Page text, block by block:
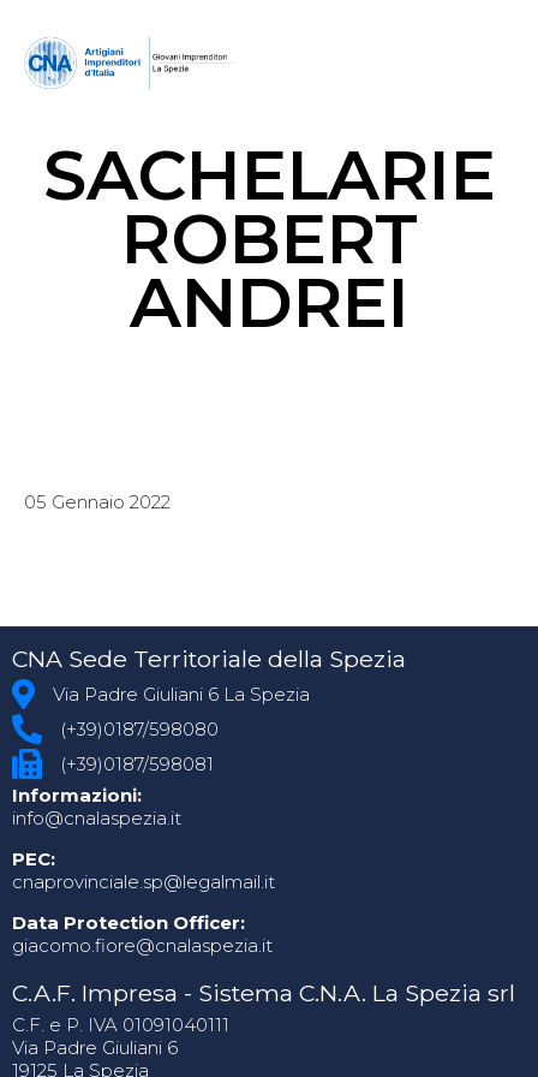
SACHELARIE
ROBERT
ANDREI
05 Gennaio 2022
CNA Sede Territoriale della Spezia
Via Padre Giuliani 6 La Spezia
(+39)0187/598080
(+39)0187/598081
Informazioni:
info@cnalaspezia.it
PEC:
cnaprovinciale.sp@legalmail.it
Data Protection Officer:
giacomo.fiore@cnalaspezia.it
C.A.F. Impresa - Sistema C.N.A. La Spezia srl
C.F. e P. IVA 01091040111
Via Padre Giuliani 6
19125 La Spezia